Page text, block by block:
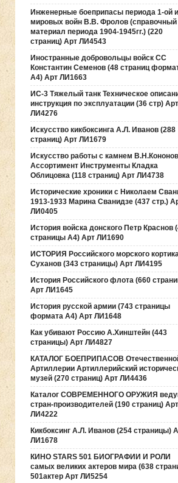
Инженерные боеприпасы периода 1-ой
мировых войн В.В. Фролов (справочный
материал периода 1904-1945гг.) (220
страниц) Арт ЛИ4543
Иностранные добровольцы войск СС
Константин Семенов (48 страниц
А4) Арт ЛИ1663
ИС-3 Тяжелый танк Техническое
инструкция по эксплуатации (36 стр) Арт
ЛИ4276
Искусство кикбоксинга А.Л. Иванов (288
страниц) Арт ЛИ1679
Искусство работы с камнем В.Н.Кононов
Ассортимент Инструменты Кладка
Облицовка (118 страниц) Арт ЛИ4738
Исторические хроники с Николаем
1913-1933 Марина Сванидзе (437 стр.)
ЛИ0405
История войска донского Петр Краснов
страницы А4) Арт ЛИ1690
ИСТОРИЯ Российского морского
Суханов (343 страницы) Арт ЛИ4195
История Российского флота (660
Арт ЛИ1645
История русской армии (743 страницы
формата А4) Арт ЛИ1648
Как убивают Россию А.Хинштейн (443
страницы) Арт ЛИ4827
КАТАЛОГ БОЕПРИПАСОВ
Артиллерии Артиллерийский
музей (270 страниц) Арт ЛИ4436
Каталог СОВРЕМЕННОГО ОРУЖИЯ
стран-производителей (190 страниц) Арт
ЛИ4222
Кикбоксинг А.Л. Иванов (254 страницы)
ЛИ1678
КИНО STARS 501 БИОГРАФИИ И РОЛИ
самых великих актеров мира (638
501актер Арт ЛИ5254